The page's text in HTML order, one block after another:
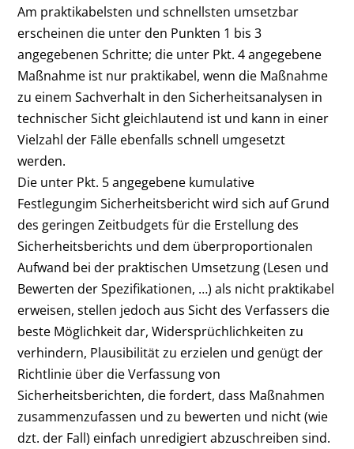
Am praktikabelsten und schnellsten umsetzbar
erscheinen die unter den Punkten 1 bis 3
angegebenen Schritte; die unter Pkt. 4 angegebene
Maßnahme ist nur praktikabel, wenn die Maßnahme
zu einem Sachverhalt in den Sicherheitsanalysen in
technischer Sicht gleichlautend ist und kann in einer
Vielzahl der Fälle ebenfalls schnell umgesetzt
werden.
Die unter Pkt. 5 angegebene kumulative
Festlegungim Sicherheitsbericht wird sich auf Grund
des geringen Zeitbudgets für die Erstellung des
Sicherheitsberichts und dem überproportionalen
Aufwand bei der praktischen Umsetzung (Lesen und
Bewerten der Spezifikationen, …) als nicht praktikabel
erweisen, stellen jedoch aus Sicht des Verfassers die
beste Möglichkeit dar, Widersprüchlichkeiten zu
verhindern, Plausibilität zu erzielen und genügt der
Richtlinie über die Verfassung von
Sicherheitsberichten, die fordert, dass Maßnahmen
zusammenzufassen und zu bewerten und nicht (wie
dzt. der Fall) einfach unredigiert abzuschreiben sind.